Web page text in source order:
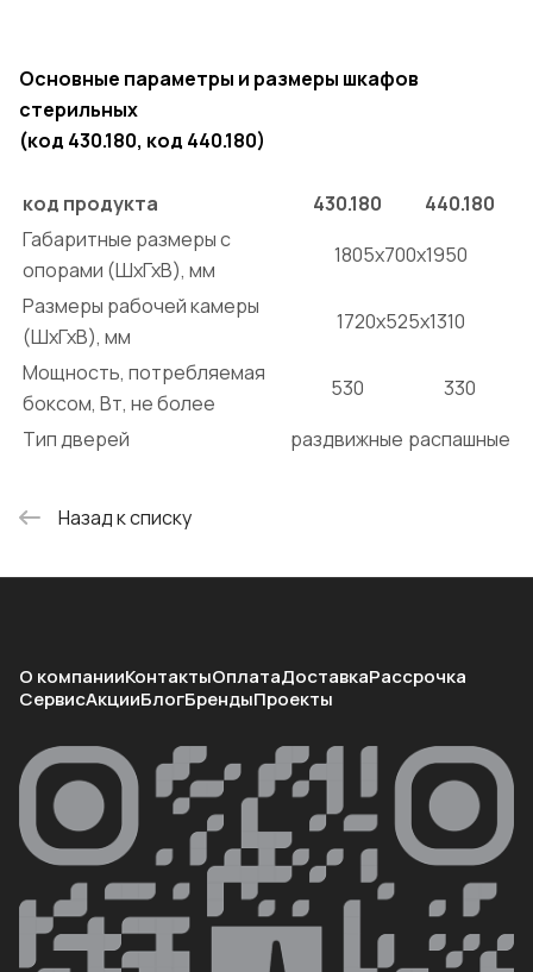
Основные параметры и размеры шкафов
стерильных
(код 430.180, код 440.180)
код продукта 430.180
440.180
Габаритные размеры с
опорами (ШхГхВ), мм
1805х700х1950
Размеры рабочей камеры
(ШхГхВ), мм
1720х525х1310
Мощность, потребляемая
боксом, Вт, не более
530
330
Тип дверей
раздвижные распашные
Назад к списку
О компанииКонтактыОплатаДоставкаРассрочка
СервисАкцииБлогБрендыПроекты